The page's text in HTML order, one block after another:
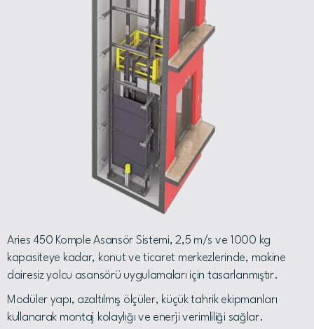
Aries 450 Komple Asansör Sistemi, 2,5 m/s ve 1000 kg
kapasiteye kadar, konut ve ticaret merkezlerinde, makine
dairesiz yolcu asansörü uygulamaları için tasarlanmıştır.
Modüler yapı, azaltılmış ölçüler, küçük tahrik ekipmanları
kullanarak montaj kolaylığı ve enerji verimliliği sağlar.